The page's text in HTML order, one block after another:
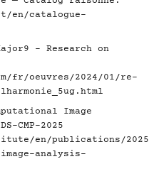
en/catalogue-
- Research on
fr/oeuvres/2024/01/re-
Image
CMP-2025
en/publications/2025/
analysis-